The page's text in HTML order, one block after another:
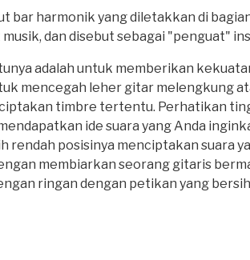
bar harmonik yang diletakkan di
dan disebut sebagai "penguat"
adalah untuk memberikan
mencegah leher gitar melengkung
timbre tertentu. Perhatikan
ide suara yang Anda
rendah posisinya menciptakan suara
membiarkan seorang gitaris
ringan dengan petikan yang